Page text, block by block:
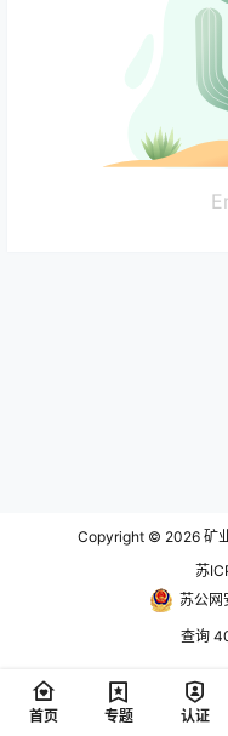
Copyright © 2026 矿
苏
苏公
查询
首页 专题 认证